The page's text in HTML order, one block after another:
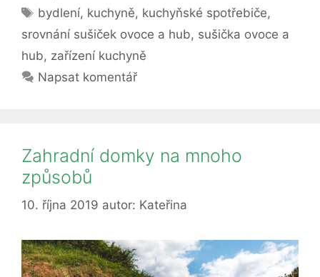
hub
Štítky
bydlení, kuchyně, kuchyňské spotřebiče,
srovnání sušiček ovoce a hub, sušička ovoce a
hub, zařízení kuchyně
Napsat komentář
Zahradní domky na mnoho
způsobů
10. října 2019 autor: Kateřina